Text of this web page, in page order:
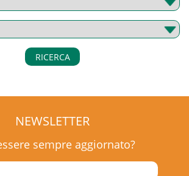
RICERCA
NEWSLETTER
sempre aggiornato?